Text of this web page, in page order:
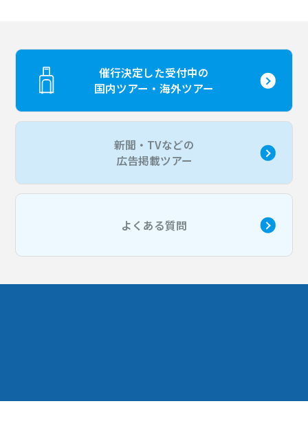
催行決定した受付中の
国内ツアー・海外ツアー
新聞・TVなどの
広告掲載ツアー
よくある質問